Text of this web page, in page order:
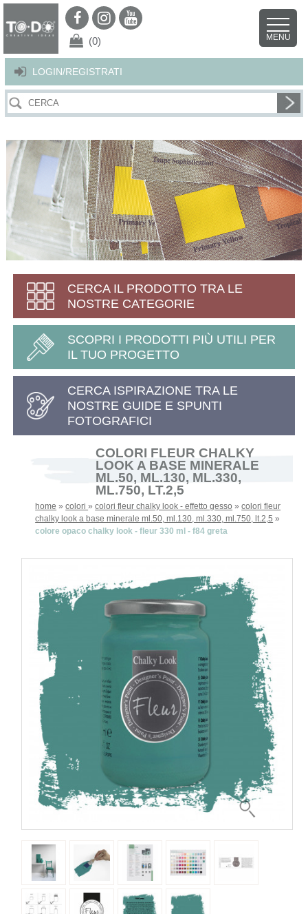
Per offrirti il miglior servizio possibile questo sito utilizza i cookies.
Continuando la navigazione nel sito autorizzi l’uso dei cookies. Per ulteriori
LOGIN/REGISTRATI
(0) MENU
CERCA IL PRODOTTO TRA LE
NOSTRE CATEGORIE
SCOPRI I PRODOTTI PIÙ UTILI PER
IL TUO PROGETTO
CERCA ISPIRAZIONE TRA LE
NOSTRE GUIDE E SPUNTI
FOTOGRAFICI
COLORI FLEUR CHALKY
LOOK A BASE MINERALE
ML.50, ML.130, ML.330,
ML.750, LT.2,5
home »colori»colori fleur chalky look - effetto gesso »colori fleur
chalky look a base minerale ml.50, ml.130, ml.330, ml.750, lt.2,5 »
colore opaco chalky look - fleur 330 ml - f84 greta